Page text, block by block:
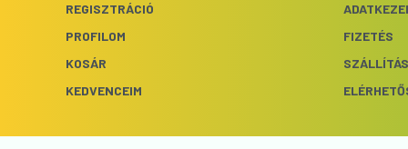
REGISZTRÁCIÓ
PROFILOM
KOSÁR
KEDVENCEIM
FIZETÉS
SZÁLLÍTÁS